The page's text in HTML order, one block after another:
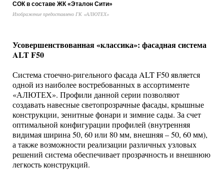
СОК в составе ЖК «Эталон Сити»
Изображение предоставлено ГК «АЛЮТЕХ»
Усовершенствованная «классика»: фасадная система
ALT F50
Система стоечно-ригельного фасада ALT F50 является
одной из наиболее востребованных в ассортименте
«АЛЮТЕХ». Профили данной серии позволяют
создавать навесные светопрозрачные фасады, крышные
конструкции, зенитные фонари и зимние сады. За счет
оптимальной конфигурации профилей (внутренняя
видимая ширина 50, 60 или 80 мм, внешняя – 50, 60 мм),
а также возможности реализации различных узловых
решений система обеспечивает прозрачность и внешнюю
легкость конструкций.